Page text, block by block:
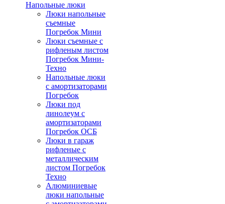
Напольные люки
Люки напольные
съемные
Погребок Мини
Люки съемные с
рифленым листом
Погребок Мини-
Техно
Напольные люки
с амортизаторами
Погребок
Люки под
линолеум с
амортизаторами
Погребок ОСБ
Люки в гараж
рифленые с
металлическим
листом Погребок
Техно
Алюминиевые
люки напольные